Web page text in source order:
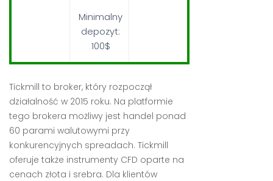
Minimalny
depozyt:
100$
Tickmill to broker, który rozpoczął
działalność w 2015 roku. Na platformie
tego brokera możliwy jest handel ponad
60 parami walutowymi przy
konkurencyjnych spreadach. Tickmill
oferuje także instrumenty CFD oparte na
cenach złota i srebra. Dla klientów